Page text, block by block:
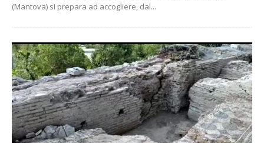
(Mantova) si prepara ad accogliere, dal...